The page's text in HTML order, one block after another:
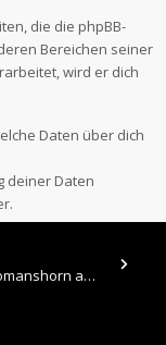
die die phpBB-
Bereichen seiner
wird er dich
Daten über dich
deiner Daten
Hallo , Im Juni veranstaltete die Autobau in Romanshorn auf ihrem Gelände ein kleines Youngtimertreffen : https://up.